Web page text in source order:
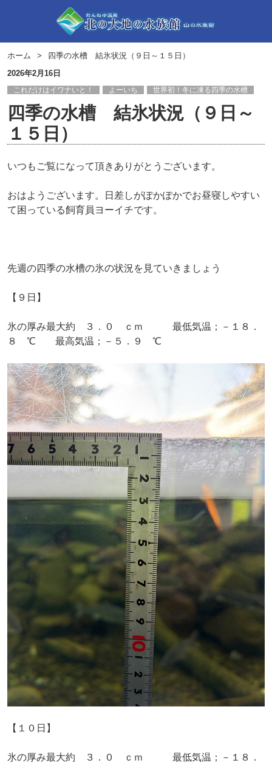
ホーム
四季の水槽 結氷状況（９日～１５日）
2026年2月16日
これだけはイワナいと！ よーいち 世界初！冬に凍る四季の水槽
四季の水槽 結氷状況（９日～
１５日）
いつもご覧になって頂きありがとうございます。
おはようございます。日差しがぽかぽかでお昼寝しやすい
て困っている飼育員ヨーイチです。
先週の四季の水槽の氷の状況を見ていきましょう
【９日】
氷の厚み最大約 ３．０ ｃｍ 最低気温；－１８．
８ ℃ 最高気温；－５．９ ℃
【１０日】
氷の厚み最大約 ３．０ ｃｍ 最低気温；－１８．